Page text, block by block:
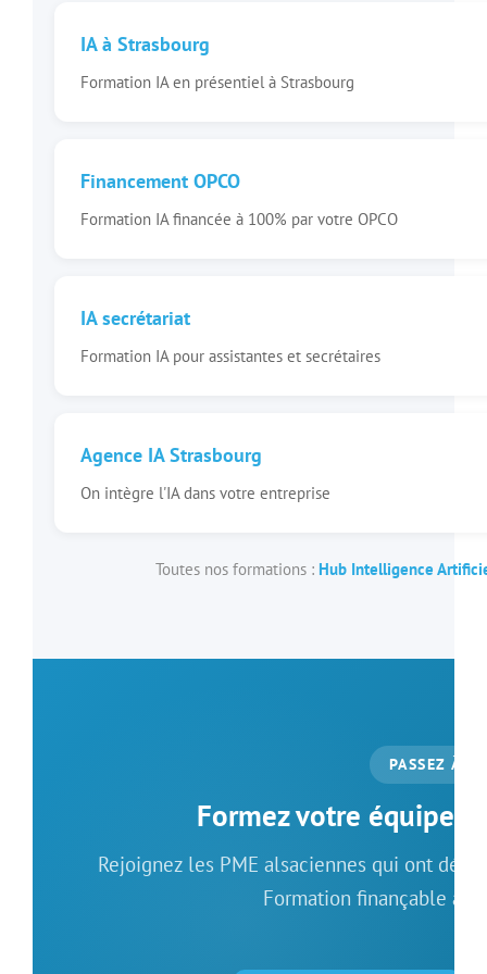
IA à Strasbourg
Formation IA en présentiel à Strasbourg
Financement OPCO
Formation IA financée à 100% par votre OPCO
IA secrétariat
Formation IA pour assistantes et secrétaires
Agence IA Strasbourg
On intègre l'IA dans votre entreprise
Toutes nos formations : Hub Intelligence
PASSEZ À
Formez votre équipe
Rejoignez les PME alsaciennes qui ont
Formation finançable à